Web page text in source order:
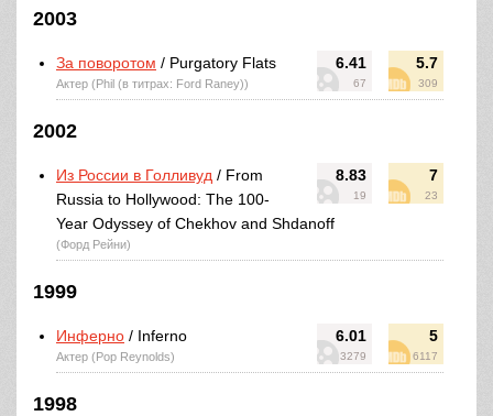
2003
6.41
67
5.7
309
За поворотом / Purgatory Flats
Актер (Phil (в титрах: Ford Raney))
2002
8.83
19
7
23
Из России в Голливуд / From
Russia to Hollywood: The 100-
Year Odyssey of Chekhov and Shdanoff
(Форд Рейни)
1999
6.01
3279
5
6117
Инферно / Inferno
Актер (Pop Reynolds)
1998